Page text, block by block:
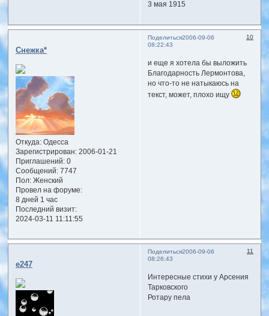
3 мая 1915
Поделиться 10
2006-09-06
08:22:43
Снежка*
Откуда:Одесса
Зарегистрирован: 2006-01-21
Приглашений:0
Сообщений:7747
Пол:Женский
Провел на форуме:
8 дней 1 час
Последний визит:
2024-03-11 11:11:55
и еще я хотела бы выложить
Благодарность Лермонтова,
но что-то не натыкаюсь на
текст, может, плохо ищу
Поделиться 11
2006-09-06
08:26:43
e247
Интересные стихи у Арсения
Тарковского
Ротару пела